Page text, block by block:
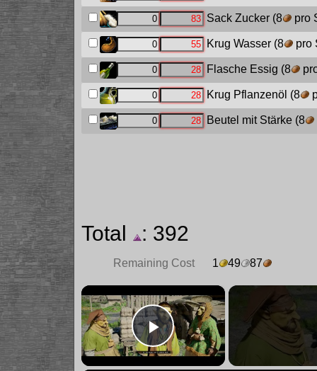
Sack Zucker(8 pro
Krug Wasser(8 pro
Flasche Essig (8
Krug Pflanzenöl (8
Beutel mit Stärke(8
Total : 392
Remaining Cost 1 49 87
×
Play Video